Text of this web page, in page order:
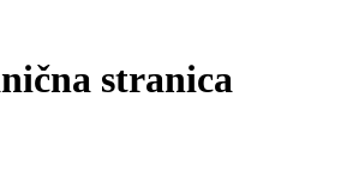
stranica